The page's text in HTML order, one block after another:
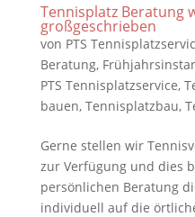
Tennisplatz Beratung
großgeschrieben
von PTS
Beratung,
PTS Tennisplatzservice,
bauen, Tennisplatzbau,
Gerne stellen wir
zur Verfügung und dies
persönlichen Beratung
individuell auf die